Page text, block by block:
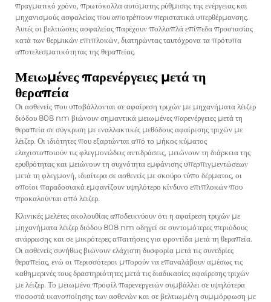
πραγματικό χρόνο, πρωτόκολλα αυτόματης ρύθμισης της ενέργειας και
μηχανισμούς ασφαλείας που αποτρέπουν περιστατικά υπερθέρμανσης.
Αυτές οι βελτιώσεις ασφαλείας παρέχουν πολλαπλά επίπεδα προστασίας
κατά των θερμικών επιπλοκών, διατηρώντας ταυτόχρονα τα πρότυπα
αποτελεσματικότητας της θεραπείας.
Μειωμένες παρενέργειες μετά τη
θεραπεία
Οι ασθενείς που υποβάλλονται σε αφαίρεση τριχών με μηχανήματα λέιζερ
διόδου 808 nm βιώνουν σημαντικά μειωμένες παρενέργειες μετά τη
θεραπεία σε σύγκριση με εναλλακτικές μεθόδους αφαίρεσης τριχών με
λέιζερ. Οι ιδιότητες που εξαρτώνται από το μήκος κύματος
ελαχιστοποιούν τις φλεγμονώδεις αντιδράσεις, μειώνουν τη διάρκεια της
ερυθρότητας και μειώνουν τη συχνότητα εμφάνισης υπερπιγμεντώσεων
μετά τη φλεγμονή, ιδιαίτερα σε ασθενείς με σκούρο τύπο δέρματος, οι
οποίοι παραδοσιακά εμφανίζουν υψηλότερο κίνδυνο επιπλοκών που
προκαλούνται από λέιζερ.
Κλινικές μελέτες ακολουθίας αποδεικνύουν ότι η αφαίρεση τριχών με
μηχανήματα λέιζερ διόδου 808 nm οδηγεί σε συντομότερες περιόδους
ανάρρωσης και σε μικρότερες απαιτήσεις για φροντίδα μετά τη θεραπεία.
Οι ασθενείς συνήθως βιώνουν ελάχιστη δυσφορία μετά τις συνεδρίες
θεραπείας, ενώ οι περισσότεροι μπορούν να επαναλάβουν αμέσως τις
καθημερινές τους δραστηριότητες μετά τις διαδικασίες αφαίρεσης τριχών
με λέιζερ. Το μειωμένο προφίλ παρενεργειών συμβάλλει σε υψηλότερα
ποσοστά ικανοποίησης των ασθενών και σε βελτιωμένη συμμόρφωση με